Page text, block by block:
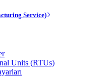
Service)
Units (RTUs)